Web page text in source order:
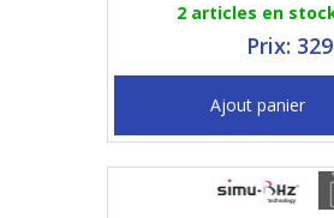
2 articles en
Prix:
Ajout panier